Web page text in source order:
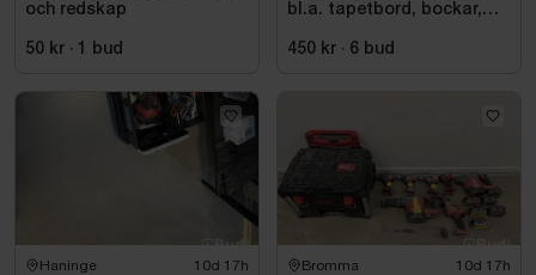
och redskap
50 kr · 1 bud
bl.a. tapetbord, bockar,
redskap
450 kr · 6 bud
Haninge 10d 17h Bromma 10d 17h